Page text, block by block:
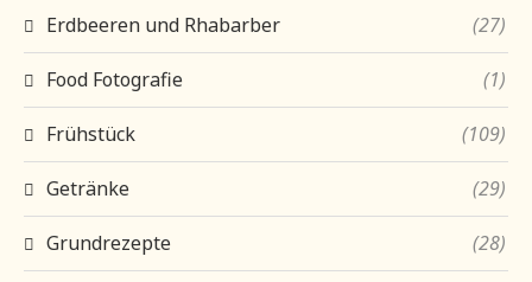
Erdbeeren und Rhabarber (27)
Food Fotografie (1)
Frühstück (109)
Getränke (29)
Grundrezepte (28)